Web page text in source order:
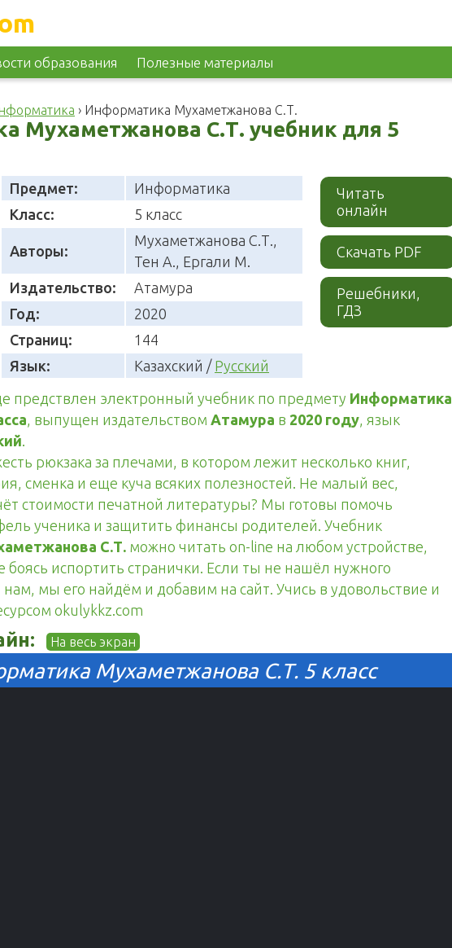
образования Полезные материалы
› Информатика Мухаметжанова С.Т.
Мухаметжанова С.Т. учебник для 5
Предмет:
Информатика
Класс:
5 класс
Авторы:
Мухаметжанова С.Т.,
Тен А., Ергали М.
Издательство:
Атамура
Год:
2020
Страниц:
144
Язык:
Казахский / Русский
Читать
онлайн
Скачать PDF
Решебники,
ГДЗ
предствлен электронный учебник по предмету Информатика
, выпущен издательством Атамура в 2020 году, язык
.
рюкзака за плечами, в котором лежит несколько книг,
сменка и еще куча всяких полезностей. Не малый вес,
стоимости печатной литературы? Мы готовы помочь
ученика и защитить финансы родителей. Учебник
С.Т. можно читать on-line на любом устройстве,
боясь испортить странички. Если ты не нашёл нужного
мы его найдём и добавим на сайт. Учись в удовольствие и
okulykkz.com
На весь экран
Мухаметжанова С.Т. 5 класс